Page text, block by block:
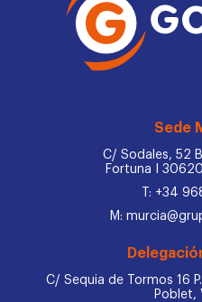
Sede
C/ Sodales, 52
Fortuna I
T: +34
M:
C/ Sequia de Tormos 16
Poblet,